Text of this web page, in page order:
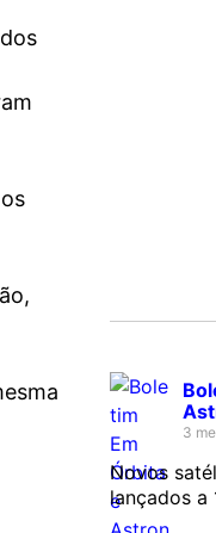
3
Novos
lançados a